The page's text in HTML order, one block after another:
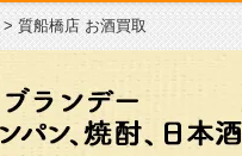
>質船橋店 お酒買取